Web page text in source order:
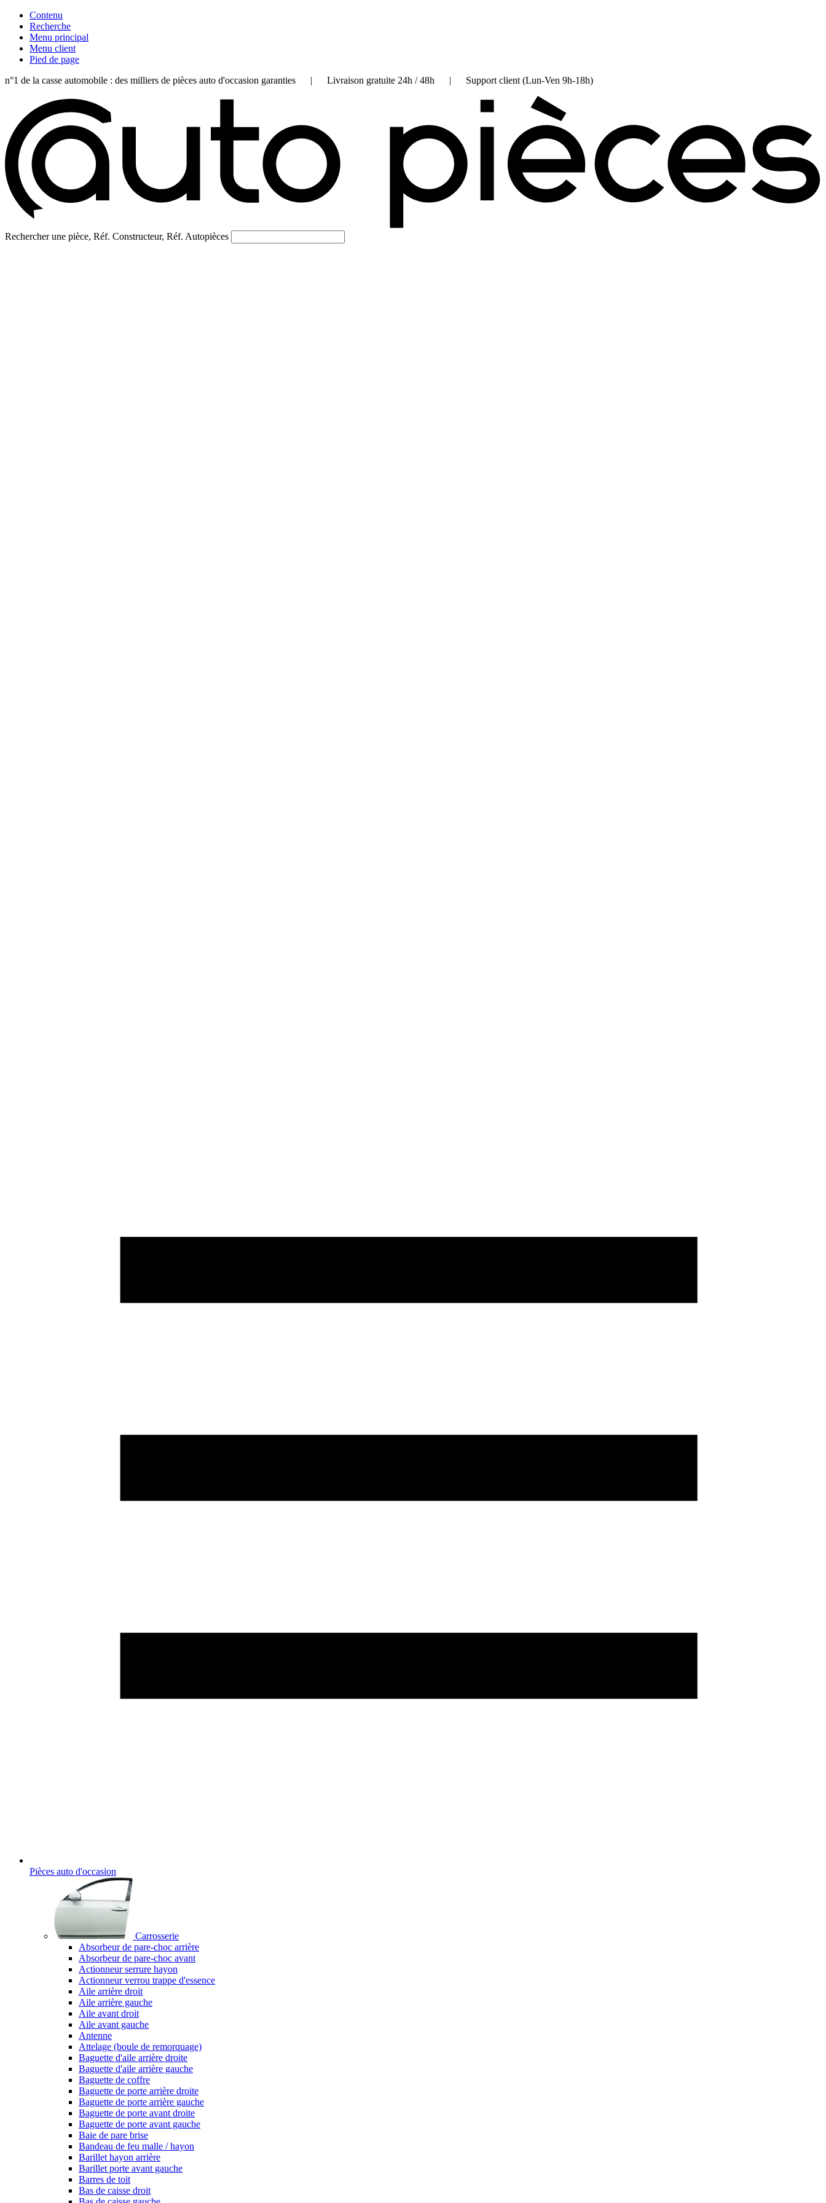
Contenu
Recherche
Menu principal
Menu client
Pied de page
n°1 de la casse automobile : des milliers de pièces auto d'occasion garanties | Livraison gratuite 24h / 48h | Support client (Lun-Ven 9h-18h)
Rechercher une pièce, Réf. Constructeur, Réf. Autopièces
Pièces auto d'occasion
Carrosserie
Absorbeur de pare-choc arrière
Absorbeur de pare-choc avant
Actionneur serrure hayon
Actionneur verrou trappe d'essence
Aile arrière droit
Aile arrière gauche
Aile avant droit
Aile avant gauche
Antenne
Attelage (boule de remorquage)
Baguette d'aile arrière droite
Baguette d'aile arrière gauche
Baguette de coffre
Baguette de porte arrière droite
Baguette de porte arrière gauche
Baguette de porte avant droite
Baguette de porte avant gauche
Baie de pare brise
Bandeau de feu malle / hayon
Barillet hayon arrière
Barillet porte avant gauche
Barres de toit
Bas de caisse droit